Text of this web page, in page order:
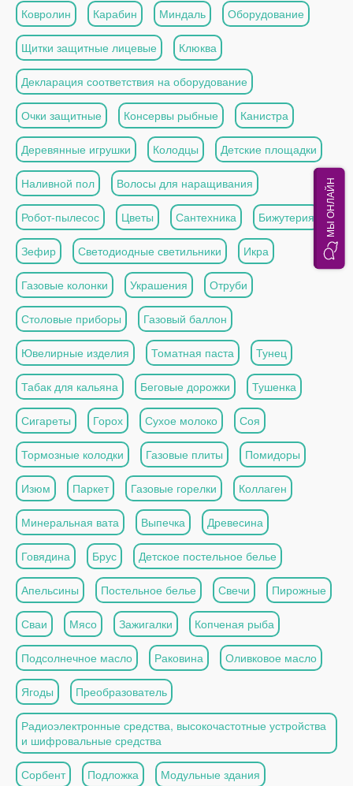
Ковролин Карабин Миндаль Оборудование
Щитки защитные лицевые Клюква
Декларация соответствия на оборудование
Очки защитные Консервы рыбные Канистра
Деревянные игрушки Колодцы Детские площадки
Наливной пол Волосы для наращивания
Робот-пылесос Цветы Сантехника Бижутерия
Зефир Светодиодные светильники Икра
Газовые колонки Украшения Отруби
Столовые приборы Газовый баллон
Ювелирные изделия Томатная паста Тунец
Табак для кальяна Беговые дорожки Тушенка
Сигареты Горох Сухое молоко Соя
Тормозные колодки Газовые плиты Помидоры
Изюм Паркет Газовые горелки Коллаген
Минеральная вата Выпечка Древесина
Говядина Брус Детское постельное белье
Апельсины Постельное белье Свечи Пирожные
Сваи Мясо Зажигалки Копченая рыба
Подсолнечное масло Раковина Оливковое масло
Ягоды Преобразователь
Радиоэлектронные средства, высокочастотные устройства
и шифровальные средства
Сорбент Подложка Модульные здания
МЫ ОНЛАЙН